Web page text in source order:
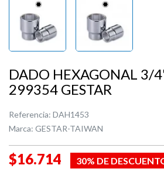
DADO HEXAGONAL 3/
299354 GESTAR
Referencia: DAH1453
Marca: GESTAR-TAIWAN
$16.714
30% DE